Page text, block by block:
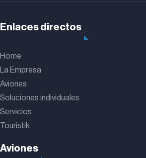
Enlaces directos
Home
La Empresa
Aviones
Soluciones individuales
Servicios
Touristik
Aviones